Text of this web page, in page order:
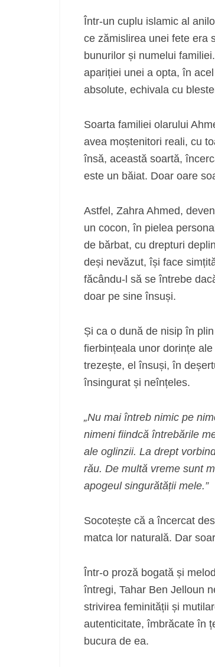
Într-un cuplu islamic al
ce zămislirea unei fete era
bunurilor și numelui
apariției unei a opta, în
absolute, echivala cu
Soarta familiei olarului
avea moștenitori reali, cu
însă, această soartă,
este un băiat. Doar oare
Astfel, Zahra Ahmed,
un cocon, în pielea
de bărbat, cu drepturi
deși nevăzut, își face
făcându-l să se întrebe
doar pe sine însuși.
Și ca o dună de nisip în
fierbințeala unor dorințe
trezește, el însuși, în
însingurat și neînțeles.
„Nu mai întreb nimic pe
nimeni fiindcă întrebările
ale oglinzii. La drept
rău. De multă vreme sunt
apogeul singurătății mele.”
Socotește că a încercat
matca lor naturală. Dar
Într-o proză bogată și
întregi, Tahar Ben Jelloun
strivirea feminității și
autenticitate, îmbrăcate în
bucura de ea.